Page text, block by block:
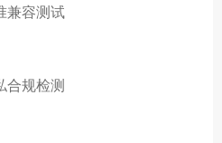
兼容测试
合规检测